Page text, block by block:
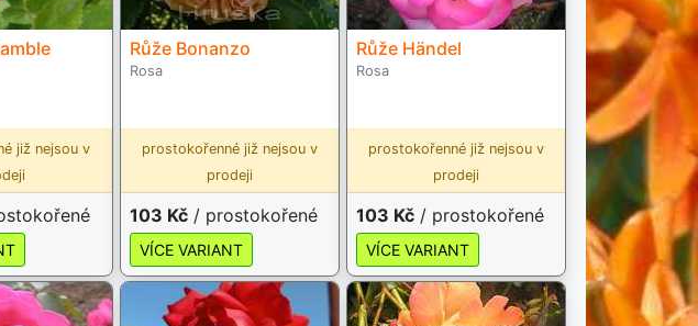
již nejsou v
Růže Bonanzo
Rosa
prostokořenné již nejsou v
prodeji
103 Kč/ prostokořené
VÍCE VARIANT
Růže Händel
Rosa
prostokořenné již nejsou v
prodeji
103 Kč/ prostokořené
VÍCE VARIANT